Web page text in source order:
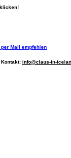
info@claus-in-